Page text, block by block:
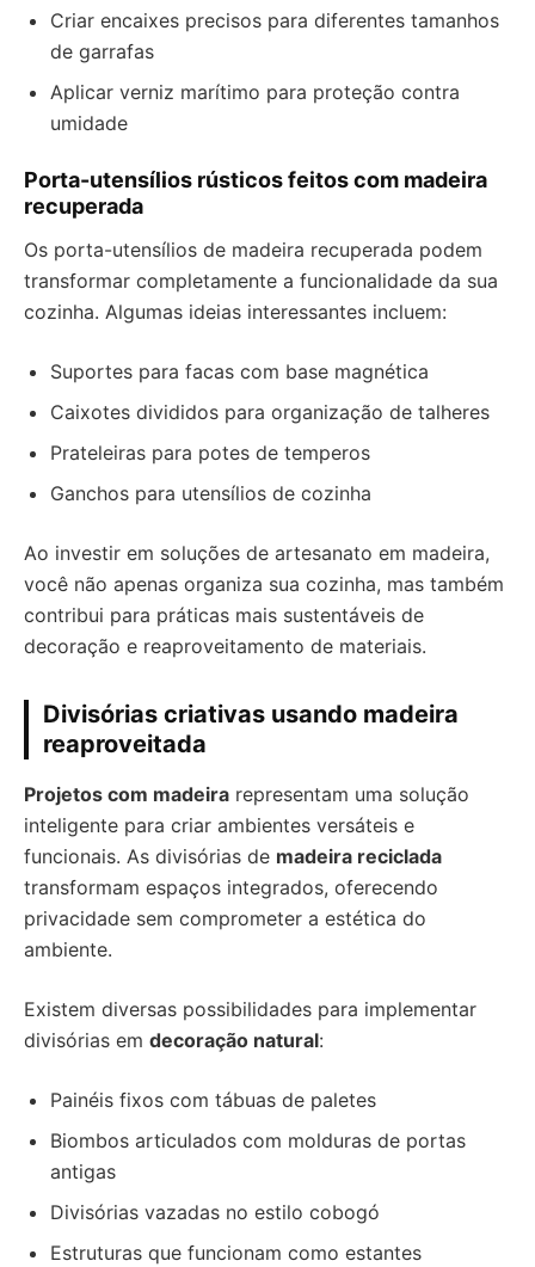
Criar encaixes precisos para diferentes tamanhos
de garrafas
Aplicar verniz marítimo para proteção contra
umidade
Porta-utensílios rústicos feitos com madeira
recuperada
Os porta-utensílios de madeira recuperada podem
transformar completamente a funcionalidade da sua
cozinha. Algumas ideias interessantes incluem:
Suportes para facas com base magnética
Caixotes divididos para organização de talheres
Prateleiras para potes de temperos
Ganchos para utensílios de cozinha
Ao investir em soluções de artesanato em madeira,
você não apenas organiza sua cozinha, mas também
contribui para práticas mais sustentáveis de
decoração e reaproveitamento de materiais.
Divisórias criativas usando madeira
reaproveitada
Projetos com madeira representam uma solução
inteligente para criar ambientes versáteis e
funcionais. As divisórias de madeira reciclada
transformam espaços integrados, oferecendo
privacidade sem comprometer a estética do
ambiente.
Existem diversas possibilidades para implementar
divisórias em decoração natural:
Painéis fixos com tábuas de paletes
Biombos articulados com molduras de portas
antigas
Divisórias vazadas no estilo cobogó
Estruturas que funcionam como estantes